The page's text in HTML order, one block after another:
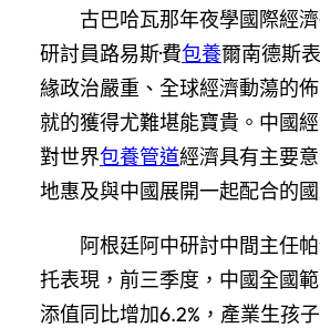
古巴哈瓦那年夜學國際經
研討員路易斯·費包養爾南德斯
緣政治嚴重、全球經濟動蕩的
就的獲得尤難堪能寶貴。中國
對世界包養管道經濟具有主要
地惠及與中國展開一起配合的國
阿根廷阿中研討中間主任
托表現，前三季度，中國全國
添值同比增加6.2%，產業生孩